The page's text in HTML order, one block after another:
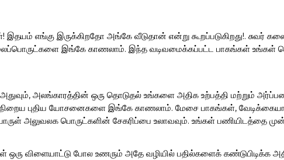
எங்கு இருக்கிறதோ அங்கே வீடுதான் என்று கூறப்படுகிறது!. சுவர்
இங்கே காணலாம். இந்த வடிவமைக்கப்பட்ட பாகங்கள் உங்கள்
அலங்காரத்தின் ஒரு தொடுதல் உங்களை அதிக உற்பத்தி மற்றும்
புதிய யோசனைகளை இங்கே காணலாம். மேசை பாகங்கள்,
அலுவலக பொருட்களின் சேகரிப்பை உலாவவும். உங்கள் பணியிடத்தை
ஒரு விளையாட்டு போல உணரும் அதே வழியில் பதில்களைக்